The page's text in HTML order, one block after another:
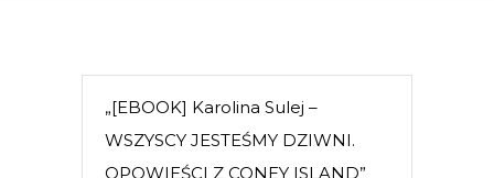
„[EBOOK] Karolina Sulej –
WSZYSCY JESTEŚMY DZIWNI.
OPOWIEŚCI Z CONEY ISLAND”